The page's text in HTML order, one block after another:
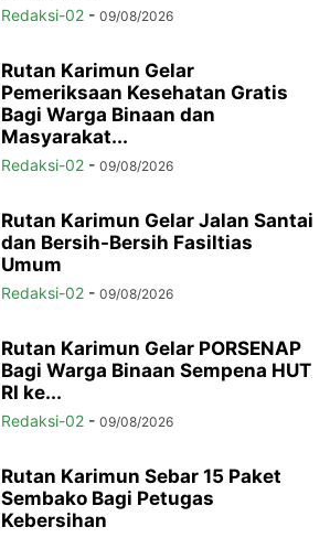
Redaksi-02 - 09/08/2026
Rutan Karimun Gelar
Pemeriksaan Kesehatan Gratis
Bagi Warga Binaan dan
Masyarakat...
Redaksi-02 - 09/08/2026
Rutan Karimun Gelar Jalan Santai
dan Bersih-Bersih Fasiltias
Umum
Redaksi-02 - 09/08/2026
Rutan Karimun Gelar PORSENAP
Bagi Warga Binaan Sempena HUT
RI ke...
Redaksi-02 - 09/08/2026
Rutan Karimun Sebar 15 Paket
Sembako Bagi Petugas
Kebersihan